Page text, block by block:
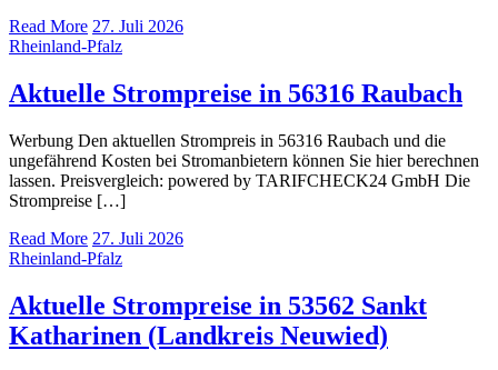
Read More 27. Juli 2026
Rheinland-Pfalz
Aktuelle Strompreise in 56316 Raubach
Werbung Den aktuellen Strompreis in 56316 Raubach und die
ungefährend Kosten bei Stromanbietern können Sie hier berechnen
lassen. Preisvergleich: powered by TARIFCHECK24 GmbH Die
Strompreise […]
Read More 27. Juli 2026
Rheinland-Pfalz
Aktuelle Strompreise in 53562 Sankt
Katharinen (Landkreis Neuwied)